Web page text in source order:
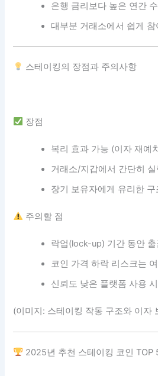
은행 금리보다 높은 연간
대부분 거래소에서 쉽게 참
스테이킹의 장점과 주의사항
장점
복리 효과 가능 (이자 재예
거래소/지갑에서 간단히
장기 보유자에게 유리한 구
주의할 점
락업(lock-up) 기간 동안
코인 가격 하락 리스크는
신뢰도 낮은 플랫폼 사용
(이미지: 스테이킹 작동 구조와 이자
2025년 추천 스테이킹 코인 TOP